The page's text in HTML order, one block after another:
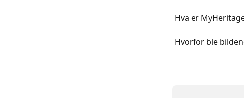
Hva er
Hvorfor ble